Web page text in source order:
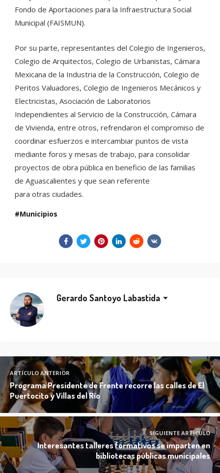
Fondo de Aportaciones para la Infraestructura Social
Municipal (FAISMUN).
Por su parte, representantes del Colegio de Ingenieros,
Colegio de Arquitectos, Colegio de Urbanistas, Cámara
Mexicana de la Industria de la Construcción, Colegio de
Peritos Valuadores, Colegio de Ingenieros Mecánicos y
Electricistas, Asociación de Laboratorios
Independientes al Servicio de la Construcción, Cámara
de Vivienda, entre otros, refrendaron el compromiso de
coordinar esfuerzos e intercambiar puntos de vista
mediante foros y mesas de trabajo, para consolidar
proyectos de obra pública en beneficio de las familias
de Aguascalientes y que sean referente
para otras ciudades.
Municipios
Gerardo Santoyo Labastida
ARTÍCULO ANTERIOR
Programa Presidente de Frente recorre las calles de El
Puertocito y Villas del Río
SIGUIENTE ARTÍCULO
Interesantes talleres formativos se imparten en
bibliotecas públicas municipales